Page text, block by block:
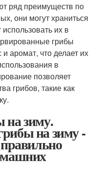
ряд преимуществ по
они могут храниться
их в
грибы
аромат, что делает их
в
позволяет
грибов, такие как
на зиму.
на зиму -